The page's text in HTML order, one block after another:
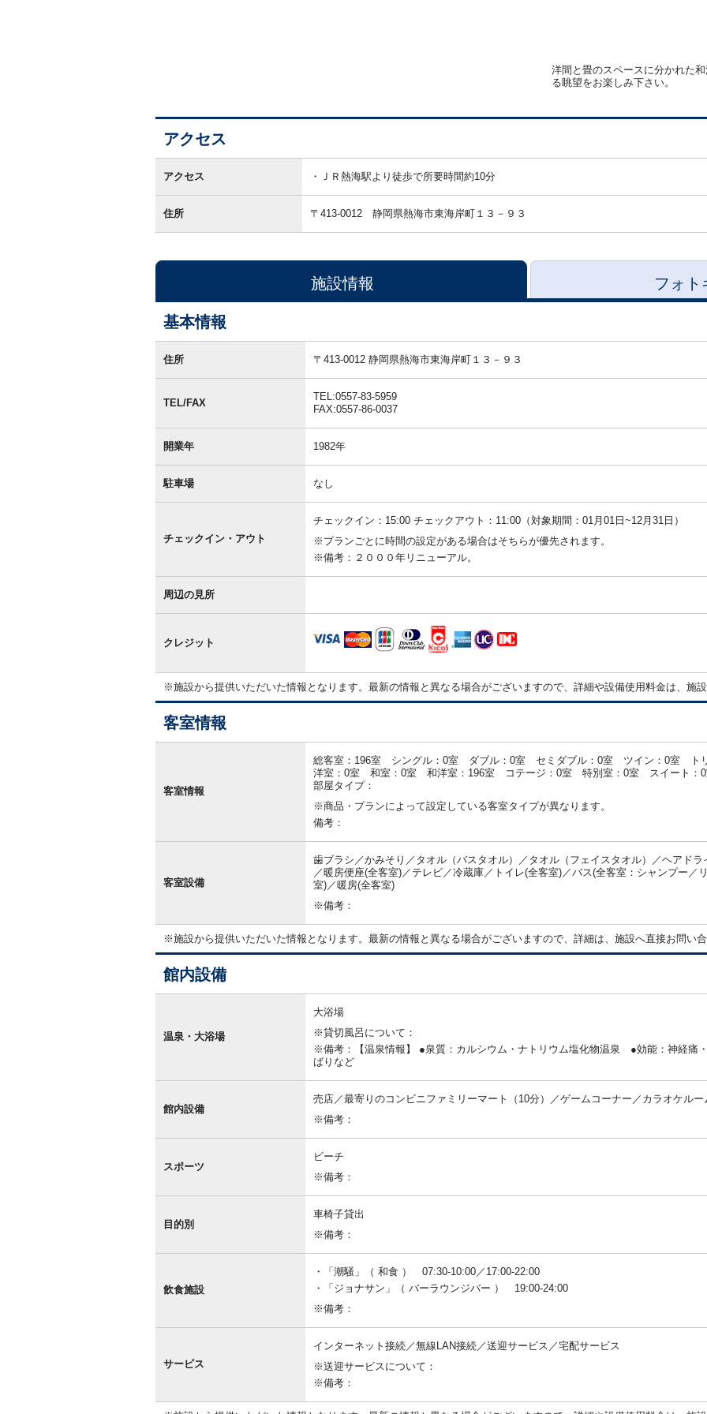
洋間と畳のスペースに分かれた
る眺望をお楽しみ下さい。
アクセス
クアクセス ＪＲ熱海駅より徒歩で所要時間約10分
住所 〒413-0012 静岡県熱海市東海岸町１３－９３
施設情報 フォト
基本情報
本住所 〒413-0012 静岡県熱海市東海岸町１３－９３
TEL/FAX
TEL:0557-83-5959
FAX:0557-86-0037
開業年 1982年
駐車場 なし
チェックイン・アウト
チェックイン：15:00 チェックアウト：11:00（対象期間：01月01日~12月31日）
※プランごとに時間の設定がある場合はそちらが優先されます。
※備考：２０００年リニューアル。
周辺の見所
クレジット
※施設から提供いただいた情報となります。最新の情報と異なる場合がございますので、詳細や設備使用料金は、施設
客室情報
報
客室情報
総客室：196室 シングル：0室 ダブル：0室 セミダブル：0室 ツイン：0室 ト
洋室：0室 和室：0室 和洋室：196室 コテージ：0室 特別室：0室 スイート：
部屋タイプ：
※商品・プランによって設定している客室タイプが異なります。
備考：
客室設備
歯ブラシ／かみそり／タオル（バスタオル）／タオル（フェイスタオル）／ヘアド
／暖房便座(全客室)／テレビ／冷蔵庫／トイレ(全客室)／バス(全客室：シャンプー／
室)／暖房(全客室)
※備考：
※施設から提供いただいた情報となります。最新の情報と異なる場合がございますので、詳細は、施設へ直接お問い合
館内設備
備温泉・大浴場
大浴場
※貸切風呂について：
※備考：【温泉情報】 ●泉質：カルシウム・ナトリウム塩化物温泉 ●効能：神経痛
ばりなど
館内設備
売店／最寄りのコンビニファミリーマート（10分）／ゲームコーナー／カラオケルー
※備考：
スポーツ
ビーチ
※備考：
目的別
車椅子貸出
※備考：
飲食施設
「潮騒」（ 和食 ） 07:30-10:00／17:00-22:00
「ジョナサン」（ バーラウンジバー ） 19:00-24:00
※備考：
サービス
インターネット接続／無線LAN接続／送迎サービス／宅配サービス
※送迎サービスについて：
※備考：